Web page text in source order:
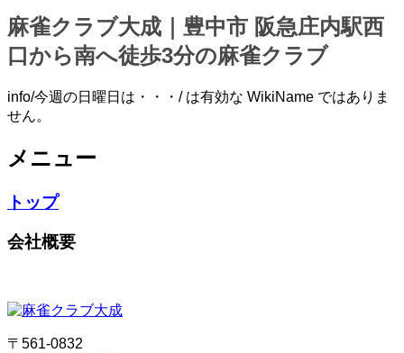
麻雀クラブ大成｜豊中市 阪急庄内駅西
口から南へ徒歩3分の麻雀クラブ
info/今週の日曜日は・・・/ は有効な WikiName ではありま
せん。
メニュー
トップ
会社概要
〒561-0832